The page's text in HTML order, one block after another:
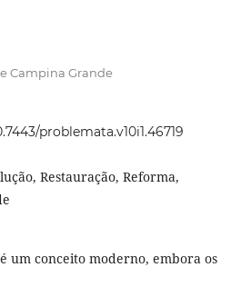
Campina Grande
problemata.v10i1.46719
Restauração, Reforma,
um conceito moderno, embora os